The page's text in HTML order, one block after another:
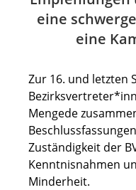
eine
eine
Zur 16. und letzten
Mengede
Zuständigkeit der
Kenntnisnahmen
Minderheit.